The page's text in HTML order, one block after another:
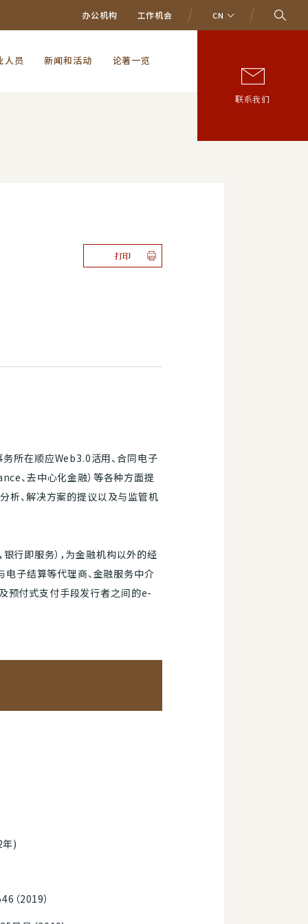
办公机构 工作机会 CN
人员 新闻和活动 论著一览
联系我们
打印
所在顺应Web3.0活用、合同电子
、去中心化金融）等各种方面提
析、解决方案的提议以及与监管机
行即服务），为金融机构以外的经
电子结算等代理商、金融服务中介
预付式支付手段发行者之间的e-
年)
（2019）